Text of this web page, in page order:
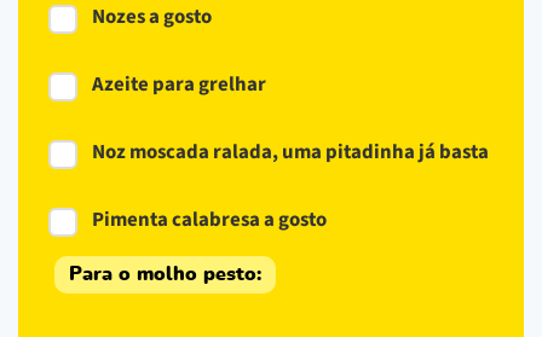
Nozes a gosto
Azeite para grelhar
Noz moscada ralada, uma pitadinha já basta
Pimenta calabresa a gosto
Para o molho pesto: